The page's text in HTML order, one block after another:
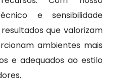
e sensibilidade
que valorizam
ambientes mais
e adequados ao estilo